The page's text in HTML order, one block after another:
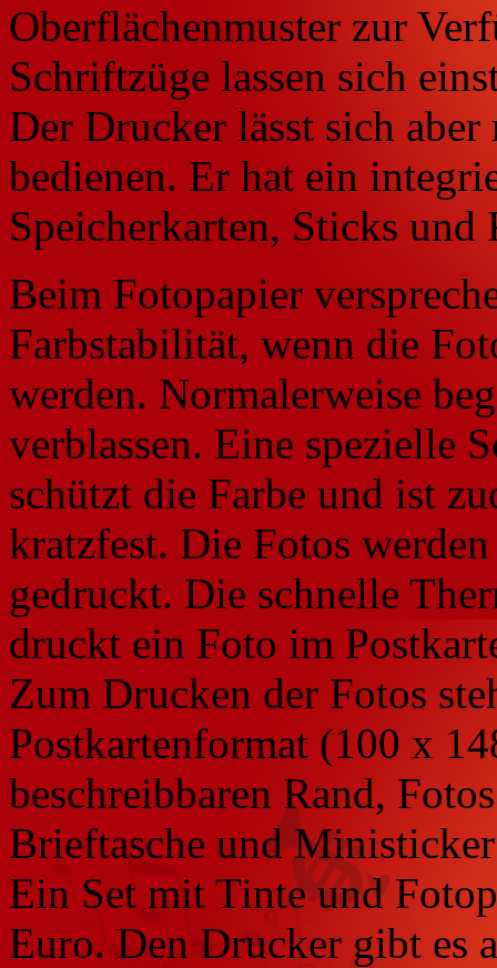
Oberflächenmuster zur
Schriftzüge lassen sich
Der Drucker lässt sich
bedienen. Er hat ein
Speicherkarten, Sticks und
Beim Fotopapier
Farbstabilität, wenn die
werden. Normalerweise
verblassen. Eine spezielle
schützt die Farbe und ist
kratzfest. Die Fotos
gedruckt. Die schnelle
druckt ein Foto im
Zum Drucken der Fotos
Postkartenformat (100 x
beschreibbaren Rand,
Brieftasche und
Ein Set mit Tinte und
Euro. Den Drucker gibt es